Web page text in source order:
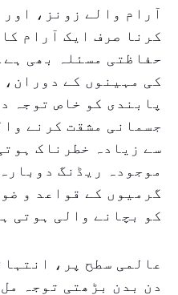
آرام والے زونز،
کرنا صرف ایک آرام
حفاظتی مسئلہ بھی
کی مہینوں کے دوران،
پابندی کو خاص توجہ
جسمانی مشقت کرنے
موجودہ ریڈنگ
گرمیوں کے قواعد و
کو بچانے والی ہوتی
عالمی سطح پر،
دن بدن بڑھتی توجہ